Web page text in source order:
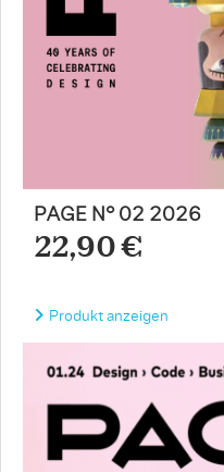
PAGE N° 02 2026
22,90 €
Produkt anzeigen